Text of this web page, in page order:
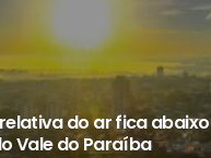
do ar fica abaixo
Vale do Paraíba